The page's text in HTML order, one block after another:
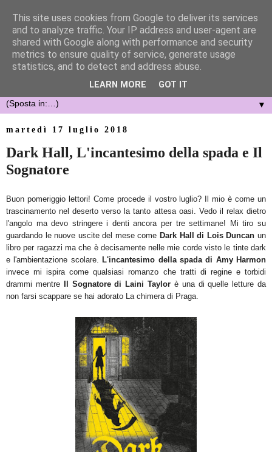
▼
martedì 17 luglio 2018
Dark Hall, L'incantesimo della spada e Il
Sognatore
Buon pomeriggio lettori! Come procede il vostro luglio? Il mio è come un
trascinamento nel deserto verso la tanto attesa oasi. Vedo il relax dietro
l'angolo ma devo stringere i denti ancora per tre settimane! Mi tiro su
guardando le nuove uscite del mese comeDark Hall di Lois Duncan un
libro per ragazzi ma che è decisamente nelle mie corde visto le tinte dark
e l'ambientazione scolare.L'incantesimo della spada di Amy Harmon
invece mi ispira come qualsiasi romanzo che tratti di regine e torbidi
drammi mentre Il Sognatore di Laini Taylor è una di quelle letture da
non farsi scappare se hai adorato La chimera di Praga.
This site uses cookies from Google to deliver its services
and to analyze traffic. Your IP address and user-agent are
shared with Google along with performance and security
metrics to ensure quality of service, generate usage
statistics, and to detect and address abuse.
LEARN MORE GOT IT